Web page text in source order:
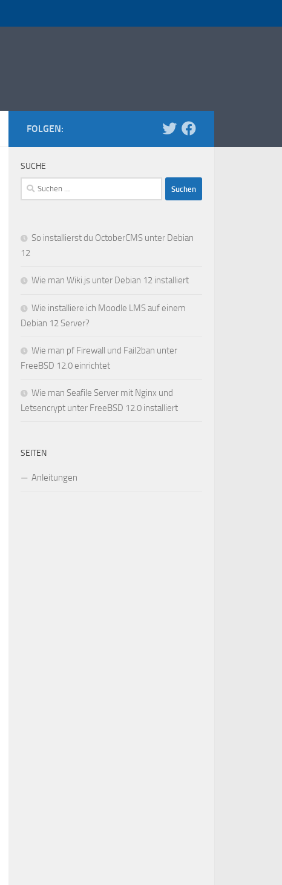
FOLGEN:
SUCHE
Suchen
nach:
So installierst du OctoberCMS unter Debian
12
Wie man Wiki.js unter Debian 12 installiert
Wie installiere ich Moodle LMS auf einem
Debian 12 Server?
Wie man pf Firewall und Fail2ban unter
FreeBSD 12.0 einrichtet
Wie man Seafile Server mit Nginx und
Letsencrypt unter FreeBSD 12.0 installiert
SEITEN
Anleitungen